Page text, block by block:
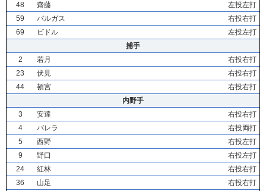
48
齋藤
左投左打
59
バルガス
右投右打
69
ビドル
左投左打
捕手
2
若月
右投右打
23
伏見
右投右打
44
頓宮
右投右打
内野手
3
安達
右投右打
4
バレラ
右投両打
5
西野
右投左打
9
野口
右投左打
24
紅林
右投右打
36
山足
右投右打